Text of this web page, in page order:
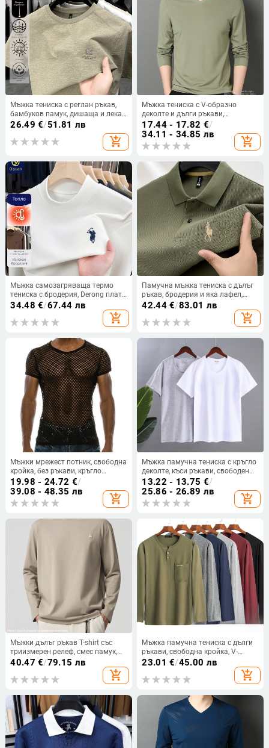
Мъжка тениска с реглан ръкав,
бамбуков памук, дишаща и лека,
кръгло деколте, геометричен
26.49 €/51.81 лв
add_shopping_cart
Мъжка тениска с V-образно
деколте и дълги ръкави,
охлаждаща памучна смес, тънка
за пролет и есен
17.44 - 17.82 €/
34.11 - 34.85 лв
add_shopping_cart
Мъжка самозагряваща термо
тениска с бродерия, Derong плат,
удебелена, дълги ръкави
34.48 €/67.44 лв
add_shopping_cart
Памучна мъжка тениска с дълъг
ръкав, бродерия и яка лафел,
casual стил
42.44€/83.01 лв
add_shopping_cart
Мъжки мрежест потник, свободна
кройка, без ръкави, кръгло
деколте, дишащ летен топ
19.98 - 24.72 €/
39.08 - 48.35 лв
add_shopping_cart
Мъжка памучна тениска с кръгло
деколте, къси ръкави, свободен
силует, дишаща и
влагоотвеждаща, 100% памук
13.22 - 13.75 €/
25.86 - 26.89 лв
add_shopping_cart
Мъжки дълъг ръкав T-shirt със
триизмерен релеф, смес памук,
кръгла яка, есен 2025
40.47 €/79.15 лв
add_shopping_cart
Мъжка памучна тениска с дълги
ръкави, свободна кройка, V-
образно деколте, дишаща
23.01 €/45.00 лв
add_shopping_cart